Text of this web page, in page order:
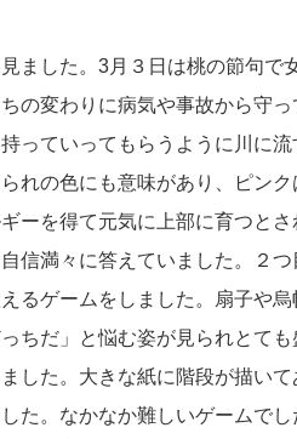
ました。3月３日は桃の節句で
の変わりに病気や事故から守
っていってもらうように川に
れの色にも意味があり、ピン
ーを得て元気に上部に育つと
信満々に答えていました。２
るゲームをしました。扇子や
ちだ」と悩む姿が見られとて
した。大きな紙に階段が描い
た。なかなか難しいゲームで